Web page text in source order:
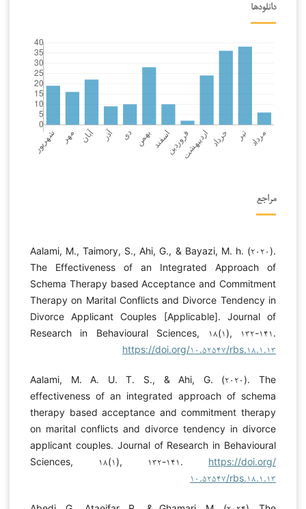
دانلودها
مراجع
Aalami, M., Taimory, S., Ahi, G., & Bayazi, M. h. (۲۰۲۰).
The Effectiveness of an Integrated Approach of
Schema Therapy based Acceptance and Commitment
Therapy on Marital Conflicts and Divorce Tendency in
Divorce Applicant Couples [Applicable]. Journal of
Research in Behavioural Sciences, ۱۸(۱), ۱۳۲-۱۴۱.
https://doi.org/۱۰.۵۲۵۴۷/rbs.۱۸.۱.۱۳
Aalami, M. A. U. T. S., & Ahi, G. (۲۰۲۰). The
effectiveness of an integrated approach of schema
therapy based acceptance and commitment therapy
on marital conflicts and divorce tendency in divorce
applicant couples. Journal of Research in Behavioural
Sciences, ۱۸(۱), ۱۳۲-۱۴۱. https://doi.org/
۱۰.۵۲۵۴۷/rbs.۱۸.۱.۱۳